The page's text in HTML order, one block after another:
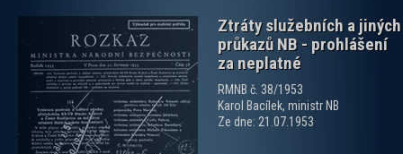
Ztráty služebních a jiných
průkazů NB - prohlášení
za neplatné
RMNB č. 38/1953
Karol Bacílek, ministr NB
Ze dne: 21.07.1953
zobrazit PDF dokument